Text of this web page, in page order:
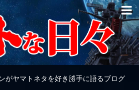
がヤマトネタを好き勝手に語るブログ